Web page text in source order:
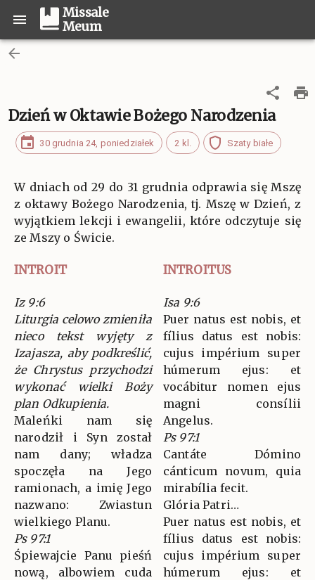
Missale
Meum
Dzień w Oktawie Bożego Narodzenia
30 grudnia 24, poniedziałek 2 kl. Szaty białe
W dniach od 29 do 31 grudnia odprawia się Mszę
z oktawy Bożego Narodzenia, tj. Mszę w Dzień, z
wyjątkiem lekcji i ewangelii, które odczytuje się
ze Mszy o Świcie.
INTROIT INTROITUS
Iz 9:6
Liturgia celowo zmieniła
nieco tekst wyjęty z
Izajasza, aby podkreślić,
że Chrystus przychodzi
wykonać wielki Boży
plan Odkupienia.
Maleńki nam się
narodził i Syn został
nam dany; władza
spoczęła na Jego
ramionach, a imię Jego
nazwano: Zwiastun
wielkiego Planu.
Ps 97:1
Śpiewajcie Panu pieśń
nową, albowiem cuda
Isa 9:6
Puer natus est nobis, et
fílius datus est nobis:
cujus impérium super
húmerum ejus: et
vocábitur nomen ejus
magni consílii
Angelus.
Ps 97:1
Cantáte Dómino
cánticum novum, quia
mirabília fecit.
Glória Patri…
Puer natus est nobis, et
fílius datus est nobis:
cujus impérium super
húmerum ejus: et